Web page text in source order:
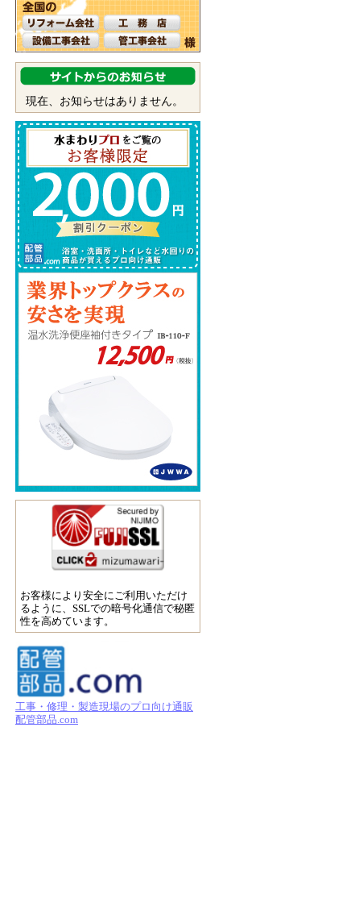
現在、お知らせはありません。
お客様により安全にご利用いただけ
るように、SSLでの暗号化通信で秘匿
性を高めています。
工事・修理・製造現場のプロ向け通販
配管部品.com